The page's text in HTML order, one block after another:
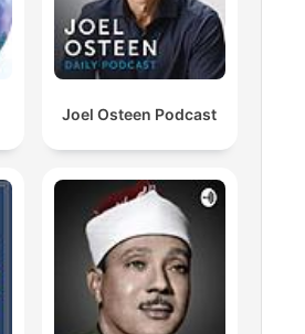
Joel Osteen Podcast